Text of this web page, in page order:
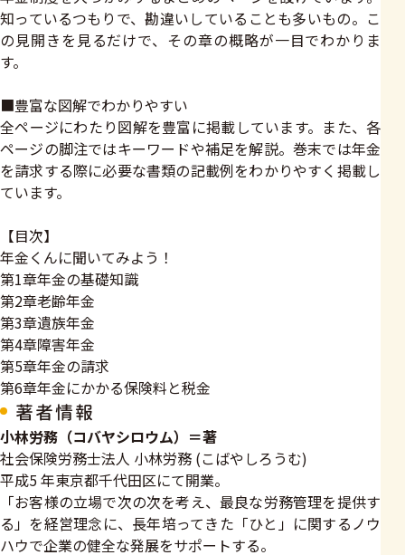
知っているつもりで、勘違いしていることも多いもの。こ
の見開きを見るだけで、その章の概略が一目でわかりま
す。
■豊富な図解でわかりやすい
全ページにわたり図解を豊富に掲載しています。また、各
ページの脚注ではキーワードや補足を解説。巻末では年金
を請求する際に必要な書類の記載例をわかりやすく掲載し
ています。
【目次】
年金くんに聞いてみよう！
第1章年金の基礎知識
第2章老齢年金
第3章遺族年金
第4章障害年金
第5章年金の請求
第6章年金にかかる保険料と税金
著者情報
小林労務（コバヤシロウム）＝著
社会保険労務士法人 小林労務 (こばやしろうむ)
平成5 年東京都千代田区にて開業。
「お客様の立場で次の次を考え、最良な労務管理を提供す
る」を経営理念に、長年培ってきた「ひと」に関するノウ
ハウで企業の健全な発展をサポートする。